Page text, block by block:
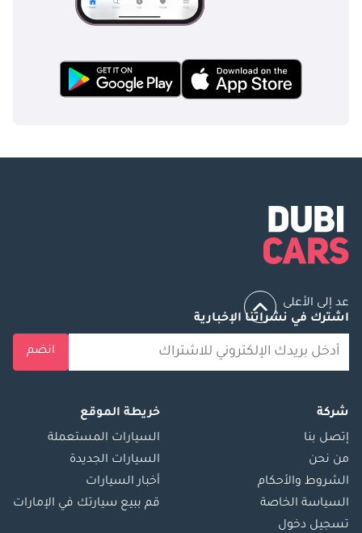
عد إلى الأعلى
اشترك في نشراتنا الإخبارية
انضم
شركة
إتصل بنا
من نحن
الشروط والأحكام
السياسة الخاصة
تسجيل دخول
خريطة الموقع
السيارات المستعملة
السيارات الجديدة
أخبار السيارات
قم ببيع سيارتك في الإمارات